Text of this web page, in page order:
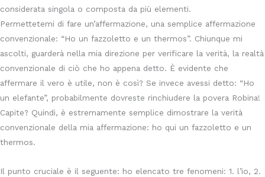
considerata singola o composta da più elementi.
Permettetemi di fare un’affermazione, una semplice affermazione
convenzionale: “Ho un fazzoletto e un thermos”. Chiunque mi
ascolti, guarderà nella mia direzione per verificare la verità, la realtà
convenzionale di ciò che ho appena detto. È evidente che
affermare il vero è utile, non è così? Se invece avessi detto: “Ho
un elefante”, probabilmente dovreste rinchiudere la povera Robina!
Capite? Quindi, è estremamente semplice dimostrare la verità
convenzionale della mia affermazione: ho qui un fazzoletto e un
thermos.
Il punto cruciale è il seguente: ho elencato tre fenomeni: 1. l’io, 2.